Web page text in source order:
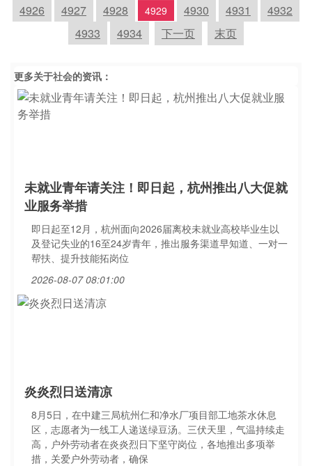
4926
4927 4928 4929 4930 4931
4932
4933
4934 下一页 末页
更多关于社会的资讯：
未就业青年请关注！即日起，杭州推出八大促就
业服务举措
即日起至12月，杭州面向2026届离校未就业高校毕业生以
及登记失业的16至24岁青年，推出服务渠道早知道、一对一
帮扶、提升技能拓岗位
2026-08-07 08:01:00
炎炎烈日送清凉
8月5日，在中建三局杭州仁和净水厂项目部工地茶水休息
区，志愿者为一线工人递送绿豆汤。三伏天里，气温持续走
高，户外劳动者在炎炎烈日下坚守岗位，各地推出多项举
措，关爱户外劳动者，确保